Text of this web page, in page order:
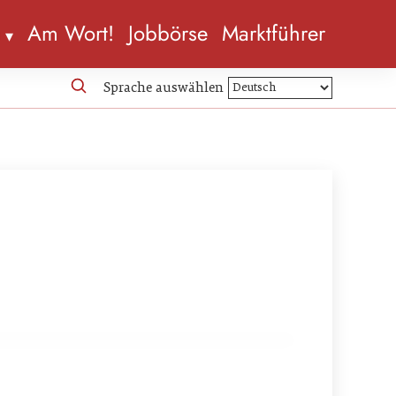
Am Wort! Jobbörse Marktführer
Sprache auswählen